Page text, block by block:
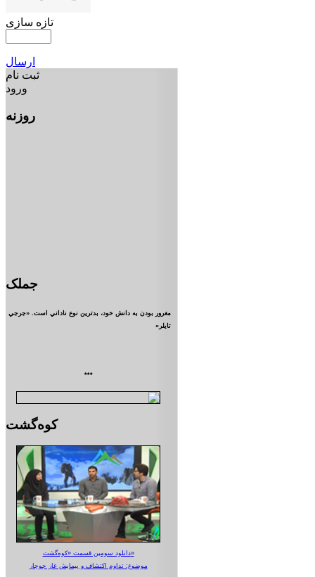
تازه سازی
ارسال
ثبت نام
ورود
روزنه
جملک
مغرور بودن به دانش خود، بدترين نوع ناداني است. «جرجي
تايلر»
***
کوه‌گشت
دانلود سومین قسمت «کوه‌گشت»
موضوع: تداوم اکتشاف و پیمایش غار جوجار